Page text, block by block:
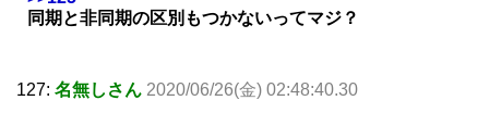
同期と非同期の区別もつかないってマジ？
127: 名無しさん 2020/06/26(金) 02:48:40.30